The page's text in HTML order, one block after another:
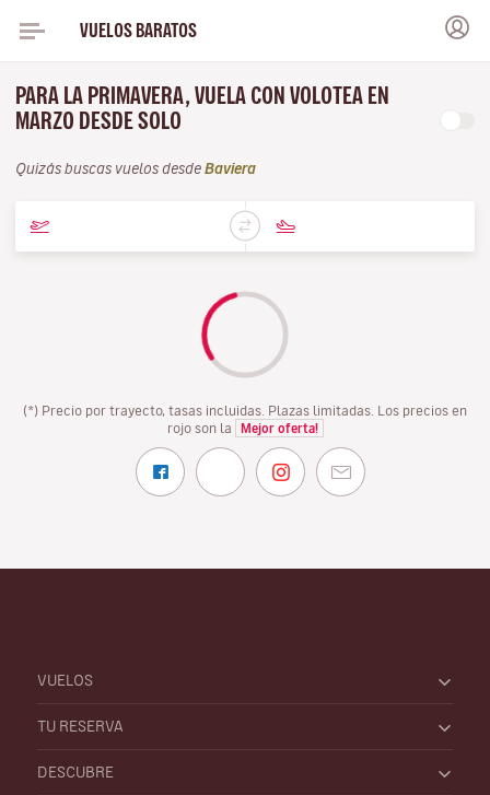
VUELOS BARATOS
PARA LA PRIMAVERA, VUELA CON VOLOTEA EN
MARZO DESDE SOLO
Quizás buscas vuelos desde Baviera
(*) Precio por trayecto, tasas incluidas. Plazas limitadas. Los precios en
rojo son la
Mejor oferta!
VUELOS
TU RESERVA
DESCUBRE